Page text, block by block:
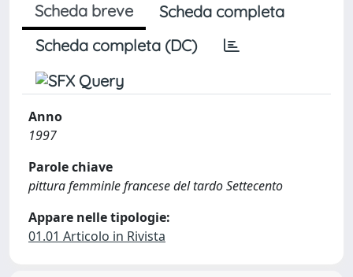
Scheda breve
Scheda completa
Scheda completa (DC)
Anno
1997
Parole chiave
pittura femminle francese del tardo Settecento
Appare nelle tipologie:
01.01 Articolo in Rivista